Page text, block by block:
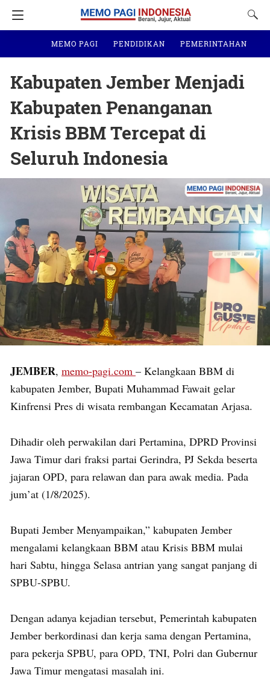
MEMO PAGI PENDIDIKAN PEMERINTAHAN
Kabupaten Jember Menjadi
Kabupaten Penanganan
Krisis BBM Tercepat di
Seluruh Indonesia
JEMBER, memo-pagi.com – Kelangkaan BBM di
kabupaten Jember, Bupati Muhammad Fawait gelar
Kinfrensi Pres di wisata rembangan Kecamatan Arjasa.
Dihadir oleh perwakilan dari Pertamina, DPRD Provinsi
Jawa Timur dari fraksi partai Gerindra, PJ Sekda beserta
jajaran OPD, para relawan dan para awak media. Pada
jum’at (1/8/2025).
Bupati Jember Menyampaikan,” kabupaten Jember
mengalami kelangkaan BBM atau Krisis BBM mulai
hari Sabtu, hingga Selasa antrian yang sangat panjang di
SPBU-SPBU.
Dengan adanya kejadian tersebut, Pemerintah kabupaten
Jember berkordinasi dan kerja sama dengan Pertamina,
para pekerja SPBU, para OPD, TNI, Polri dan Gubernur
Jawa Timur mengatasi masalah ini.